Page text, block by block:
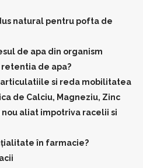
natural pentru pofta de
de apa din organism
retentia de apa?
articulatiile si reda mobilitatea
de Calciu, Magneziu, Zinc
nou aliat impotriva racelii si
în farmacie?